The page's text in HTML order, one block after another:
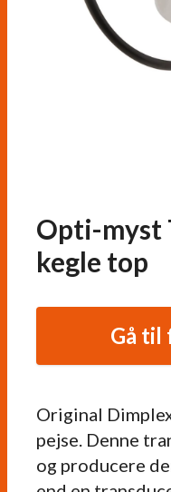
Opti-myst
kegle top
Original
pejse. Denne
og producere
Gå til